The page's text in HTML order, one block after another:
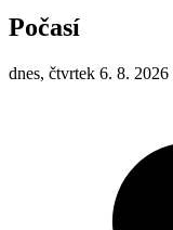
Počasí
dnes, čtvrtek 6. 8. 2026